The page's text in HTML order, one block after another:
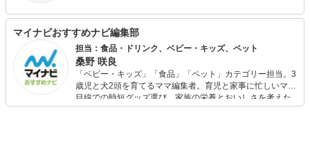
み込む記事までさまざまな記事を執筆している。 中でも、
医療ものや動物関係が得意。今までに買ったことのある動
物は、犬、猫、鳩、インコ、ジュウシマツ、キジ、リス、
ウサギ、カメ、鶏、ウシガエル、金魚、カタツムリ、てん
とう虫、カブトエビなど。
マイナビおすすめナビ編集部
担当：食品・ドリンク、ベビー・キッズ、ペット
桑野 咲良
「ベビー・キッズ」「食品」「ペット」カテゴリー担当。3
歳児と犬2頭を育てるママ編集者。育児と家事に忙しいママ
目線での時短グッズ選び、家族の栄養とおいしさを考えた
食品選び、束の間のリラックスタイムを楽しむためのスイ